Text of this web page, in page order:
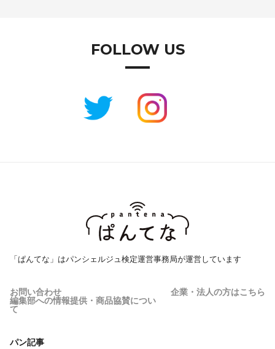
FOLLOW US
「ぱんてな」はパンシェルジュ検定運営事務局が運営しています
お問い合わせ 企業・法人の方はこちら
編集部への情報提供・商品協賛につい
て
パン記事